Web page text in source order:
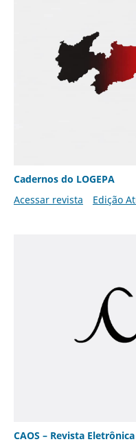
Cadernos do LOGEPA
Acessar revista
Edição
CAOS – Revista